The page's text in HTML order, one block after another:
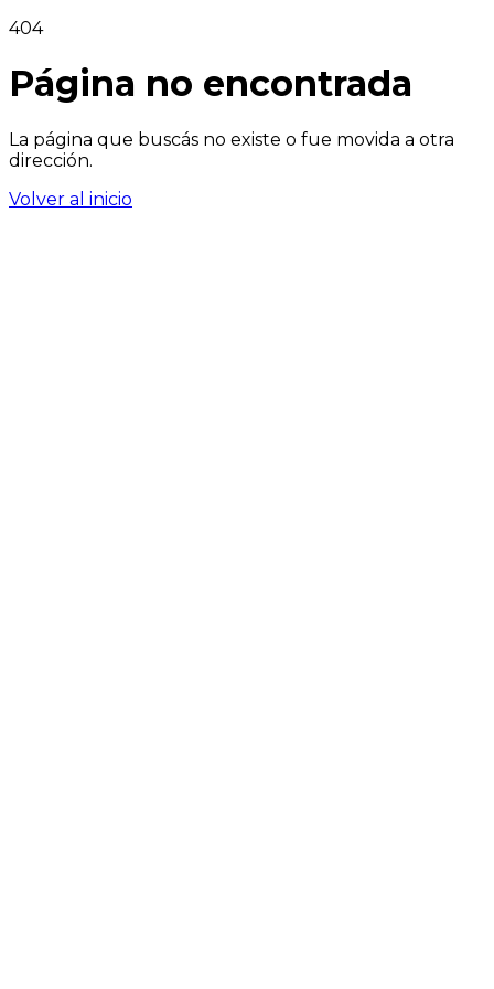
404
Página no encontrada
La página que buscás no existe o fue movida a otra
dirección.
Volver al inicio